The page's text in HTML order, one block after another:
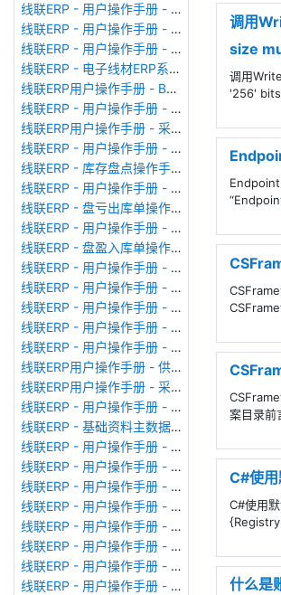
线联ERP - 用户操作手册 - 应付单据
线联ERP - 用户操作手册 - 应付期初
线联ERP - 用户操作手册 - 应收期初
线联ERP - 电子线材ERP系统、线束ERP系统常用报表格式
线联ERP用户操作手册 - BOM管理
线联ERP - 用户操作手册 - 生产计划
线联ERP用户操作手册 - 采购申请单
线联ERP - 用户操作手册 - 仓库转换
线联ERP - 库存盘点操作手册
线联ERP - 用户操作手册 - 成品出库单
线联ERP - 盘亏出库单操作手册
线联ERP - 用户操作手册 - 其他出库单
线联ERP - 盘盈入库单操作手册
线联ERP - 用户操作手册 - 生产领料单
线联ERP - 用户操作手册 - 其他入库单
线联ERP - 用户操作手册 - 采购入库单
线联ERP - 用户操作手册 - 业务对账单（Sales Statement）
线联ERP - 用户操作手册 - 付款申请单
线联ERP用户操作手册 - 供应商价格表
线联ERP用户操作手册 - 采购订单
线联ERP - 用户操作手册 - 成本核算表
线联ERP - 基础资料主数据库列表
线联ERP - 用户操作手册 - 委外备料冲销单
线联ERP - 用户操作手册 - 委外加工单
线联ERP - 用户操作手册 - 生产备料单
线联ERP - 用户操作手册 - MRP计划统筹
线联ERP - 用户操作手册 - 报价单（Quotation Order）
线联ERP - 用户操作手册 - 形式发票（Proforma Invoice）
线联ERP - 用户操作手册 - 销售订单（Sales Order）
线联ERP - 用户操作手册 - 客户费用登记表
调用
size
调用
'256'
案目录前
C#使用
C#使用
什么是